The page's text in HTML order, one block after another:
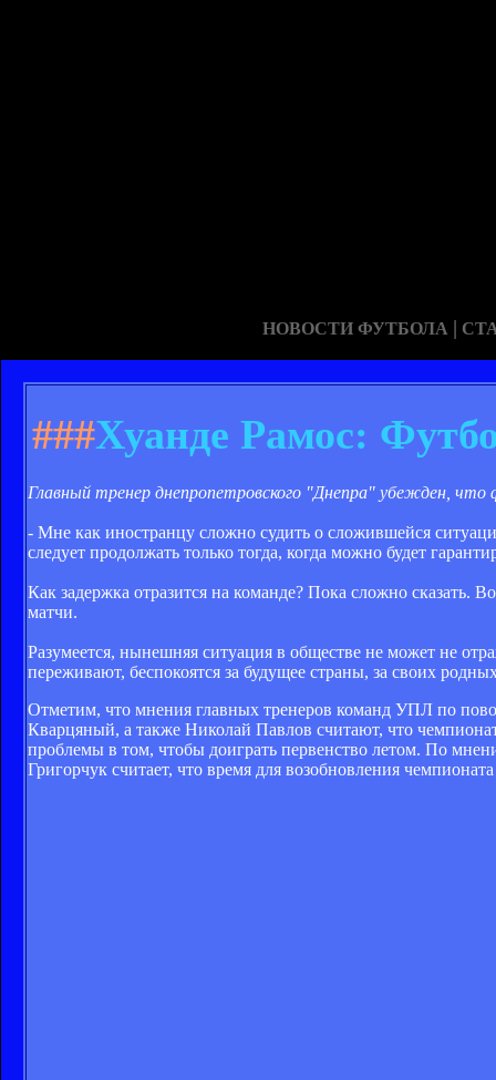
НОВОСТИ ФУТБОЛА |
###Хуанде Рамос:
Главный тренер днепропетровского "Днепра" убежден,
- Мне как иностранцу сложно судить о сложившейся
следует продолжать только тогда, когда можно будет
Как задержка отразится на команде? Пока сложно сказать.
матчи.
Разумеется, нынешняя ситуация в обществе не может не
переживают, беспокоятся за будущее страны, за своих
Отметим, что мнения главных тренеров команд УПЛ по
Кварцяный, а также Николай Павлов считают, что
проблемы в том, чтобы доиграть первенство летом. По
Григорчук считает, что время для возобновления